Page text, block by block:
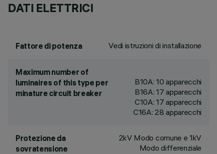
DATI ELETTRICI
Fattore di potenza Vedi istruzioni di installazione
Maximum number of
luminaires of this type per
minature circuit breaker
B10A: 10 apparecchi
B16A: 17 apparecchi
C10A: 17 apparecchi
C16A: 28 apparecchi
Protezione da
sovratensione
2kV Modo comune e 1kV
Modo differenziale